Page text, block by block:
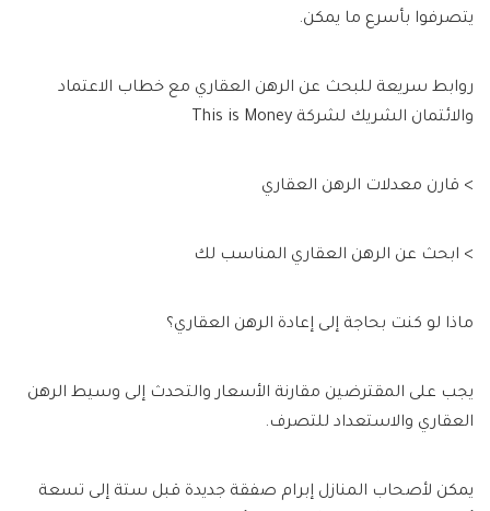
يتصرفوا بأسرع ما يمكن.
روابط سريعة للبحث عن الرهن العقاري مع خطاب الاعتماد
والائتمان الشريك لشركة This is Money
> قارن معدلات الرهن العقاري
> ابحث عن الرهن العقاري المناسب لك
ماذا لو كنت بحاجة إلى إعادة الرهن العقاري؟
يجب على المقترضين مقارنة الأسعار والتحدث إلى وسيط الرهن
العقاري والاستعداد للتصرف.
يمكن لأصحاب المنازل إبرام صفقة جديدة قبل ستة إلى تسعة